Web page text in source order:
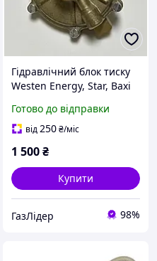
Гідравлічний блок тиску
Westen Energy, Star, Baxi
Готово до відправки
від250₴/міс
1 500₴
Купити
ГазЛiдер 98%